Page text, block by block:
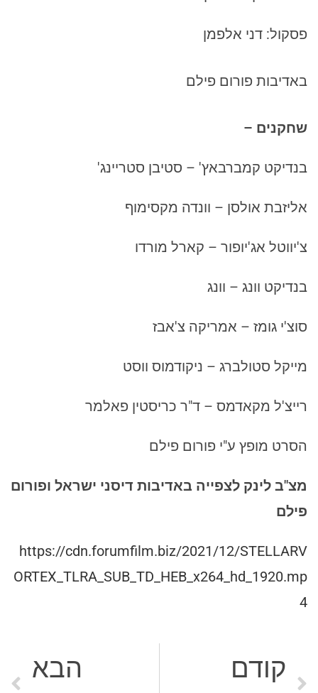
פסקול: דני אלפמן
באדיבות פורום פילם
שחקנים –
בנדיקט קמברבאץ' – סטיבן סטריינג'
אליזבת אולסן – וונדה מקסימוף
צ'יווטל אג'יופור – קארל מורדו
בנדיקט וונג – וונג
סוצ'י גומז – אמריקה צ'אבז
מייקל סטולברג – ניקודמוס ווסט
רייצ'ל מקאדמס – ד"ר כריסטין פאלמר
הסרט מופץ ע"י פורום פילם
מצ"ב לינק לצפייה באדיבות דיסני ישראל ופורום
פילם
https://cdn.forumfilm.biz/2021/12/STELLARV
ORTEX_TLRA_SUB_TD_HEB_x264_hd_1920.mp
קודם הבא